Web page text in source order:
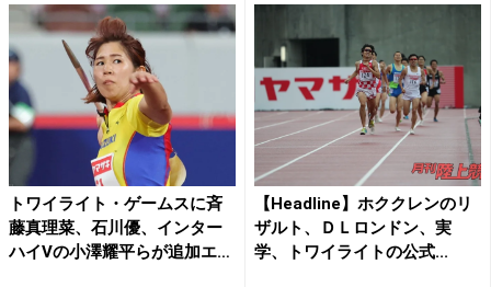
トワイライト・ゲームスに斉
藤真理菜、石川優、インター
ハイVの小澤耀平らが追加エ
【Headline】ホククレンのリ
ザルト、ＤＬロンドン、実
学、トワイライトの公式...